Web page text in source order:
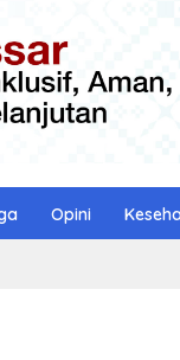
Opini